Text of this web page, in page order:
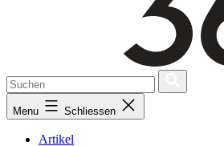
Menu Schliessen
Artikel